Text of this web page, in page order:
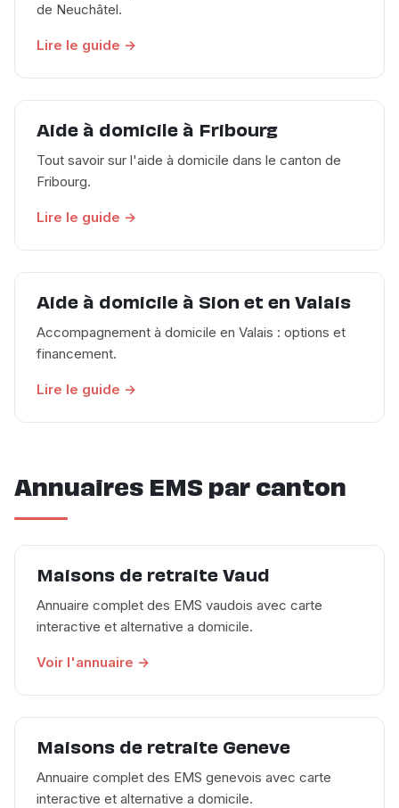
de Neuchâtel.
Lire le guide →
Aide à domicile à Fribourg
Tout savoir sur l'aide à domicile dans le canton de
Fribourg.
Lire le guide →
Aide à domicile à Sion et en Valais
Accompagnement à domicile en Valais : options et
financement.
Lire le guide →
Annuaires EMS par canton
Maisons de retraite Vaud
Annuaire complet des EMS vaudois avec carte
interactive et alternative a domicile.
Voir l'annuaire →
Maisons de retraite Geneve
Annuaire complet des EMS genevois avec carte
interactive et alternative a domicile.